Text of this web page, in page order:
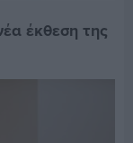
έκθεση της